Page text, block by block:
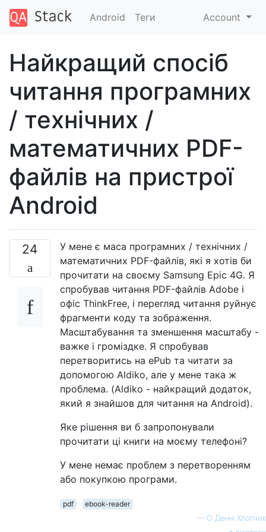
Android Теги Account
Найкращий спосіб
читання програмних
/ технічних /
математичних PDF-
файлів на пристрої
Android
24
У мене є маса програмних / технічних /
математичних PDF-файлів, які я хотів би
прочитати на своєму Samsung Epic 4G. Я
спробував читання PDF-файлів Adobe і
офіс ThinkFree, і перегляд читання руйнує
фрагменти коду та зображення.
Масштабування та зменшення масштабу -
важке і громіздке. Я спробував
перетворитись на ePub та читати за
допомогою Aldiko, але у мене така ж
проблема. (Aldiko - найкращий додаток,
який я знайшов для читання на Android).
Яке рішення ви б запропонували
прочитати ці книги на моєму телефоні?
У мене немає проблем з перетворенням
або покупкою програми.
pdf
ebook-reader
— О Денні Хлопчик